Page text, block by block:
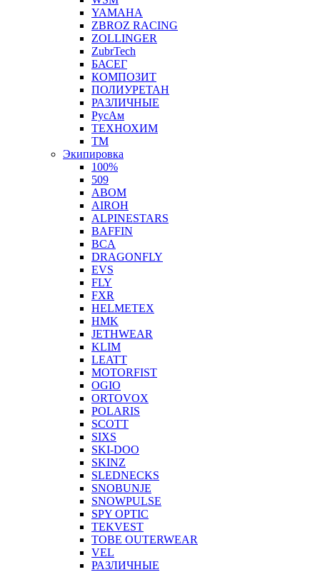
YAMAHA
ZBROZ RACING
ZOLLINGER
ZubrTech
БАСЕГ
КОМПОЗИТ
ПОЛИУРЕТАН
РАЗЛИЧНЫЕ
РусАм
ТЕХНОХИМ
ТМ
Экипировка
100%
509
ABOM
AIROH
ALPINESTARS
BAFFIN
BCA
DRAGONFLY
EVS
FLY
FXR
HELMETEX
HMK
JETHWEAR
KLIM
LEATT
MOTORFIST
OGIO
ORTOVOX
POLARIS
SCOTT
SIXS
SKI-DOO
SKINZ
SLEDNECKS
SNOBUNJE
SNOWPULSE
SPY OPTIC
TEKVEST
TOBE OUTERWEAR
VEL
РАЗЛИЧНЫЕ